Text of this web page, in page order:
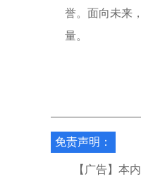
誉。面向未来
量。
免责声明：
【广告】本内